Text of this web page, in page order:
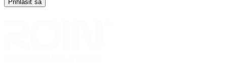
Prihlásiť sa